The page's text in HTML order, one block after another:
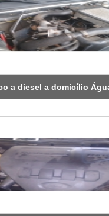
a diesel a domicílio